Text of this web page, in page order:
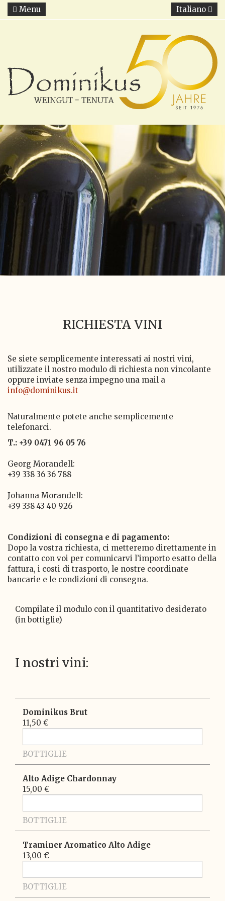
Menu Italiano
RICHIESTA VINI
Se siete semplicemente interessati ai nostri vini,
utilizzate il nostro modulo di richiesta non vincolante
oppure inviate senza impegno una mail a
info@dominikus.it
Naturalmente potete anche semplicemente
telefonarci.
T.: +39 0471 96 05 76
Georg Morandell:
+39 338 36 36 788
Johanna Morandell:
+39 338 43 40 926
Condizioni di consegna e di pagamento:
Dopo la vostra richiesta, ci metteremo direttamente in
contatto con voi per comunicarvi l’importo esatto della
fattura, i costi di trasporto, le nostre coordinate
bancarie e le condizioni di consegna.
Compilate il modulo con il quantitativo desiderato
(in bottiglie)
I nostri vini:
Dominikus Brut
11,50 €
BOTTIGLIE
Alto Adige Chardonnay
15,00 €
BOTTIGLIE
Traminer Aromatico Alto Adige
13,00 €
BOTTIGLIE